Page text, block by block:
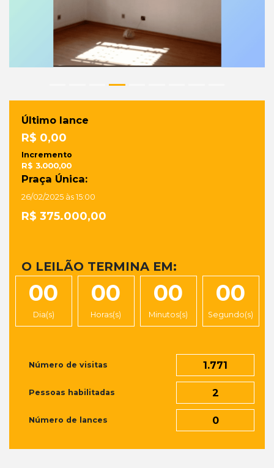
Último lance
R$ 0,00
Incremento
R$ 3.000,00
Praça Única:
26/02/2025 às 15:00
R$ 375.000,00
O LEILÃO TERMINA EM:
00
Dia(s)
00
Horas(s)
00
Minutos(s)
00
Segundo(s)
Número de visitas 1.771
Pessoas habilitadas 2
Número de lances 0